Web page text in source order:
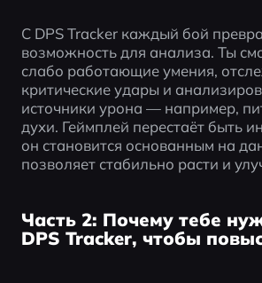
С DPS Tracker каждый бой
возможность для анализа. Ты
слабо работающие умения,
критические удары и
источники урона — например,
духи. Геймплей перестаёт быть
он становится основанным на
позволяет стабильно расти и
Часть 2: Почему тебе
DPS Tracker, чтобы